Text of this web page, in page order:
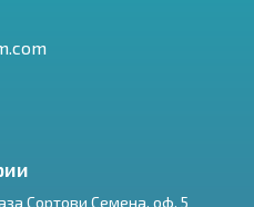
Сортови Семена, оф. 5